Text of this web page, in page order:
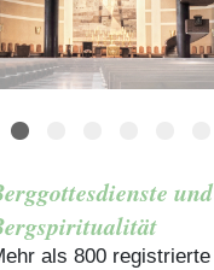
für Gruppen
und
als 800 registrierte